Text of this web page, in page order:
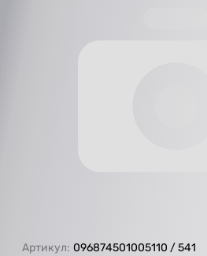
Артикул: 096874501005110 / 541